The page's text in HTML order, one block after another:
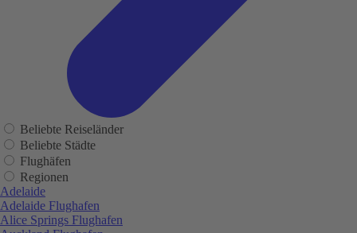
Beliebte Reiseländer
Beliebte Städte
Flughäfen
Regionen
Adelaide
Adelaide Flughafen
Alice Springs Flughafen